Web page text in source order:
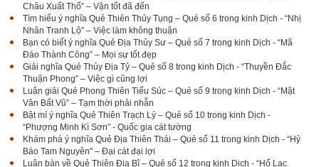
Châu Xuất Thổ” – Vận tốt đã đến
Tìm hiểu ý nghĩa Quẻ Thiên Thủy Tụng – Quẻ số 6 trong kinh Dịch - “Nhị
Nhân Tranh Lộ” – Việc làm không thuận
Bạn có biết ý nghĩa Quẻ Địa Thủy Sư – Quẻ số 7 trong kinh Dịch - “Mã
Đáo Thành Công” – Mọi sự tốt đẹp
Giải nghĩa Quẻ Thủy Địa Tỷ – Quẻ số 8 trong kinh Dịch - “Thuyền Đắc
Thuận Phong” – Việc gì cũng lợi
Luận giải Quẻ Phong Thiên Tiểu Súc – Quẻ số 9 trong kinh Dịch - “Mật
Vân Bất Vũ” – Tạm thời phải nhẫn
Bật mí ý nghĩa Quẻ Thiên Trạch Lý – Quẻ số 10 trong kinh Dịch -
“Phượng Minh Kì Sơn” - Quốc gia cát tường
Khám phá ý nghĩa Quẻ Địa Thiên Thái – Quẻ số 11 trong kinh Dịch - “Hỷ
Báo Tam Nguyên" – Đại cát đại lợi
Luận bàn về Quẻ Thiên Địa Bĩ – Quẻ số 12 trong kinh Dịch - “Hổ Lạc